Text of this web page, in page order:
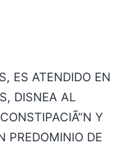
ES ATENDIDO EN
DISNEA AL
Y
PREDOMINIO DE